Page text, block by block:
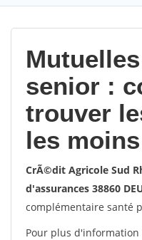
senior :
trouver
les
CrÃ©dit Agricole Sud
d'assurances 38860
complémentaire santé
Pour plus